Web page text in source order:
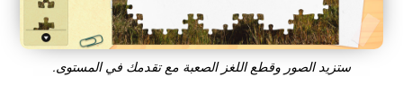
ستزيد الصور وقطع اللغز الصعبة مع تقدمك في المستوى.